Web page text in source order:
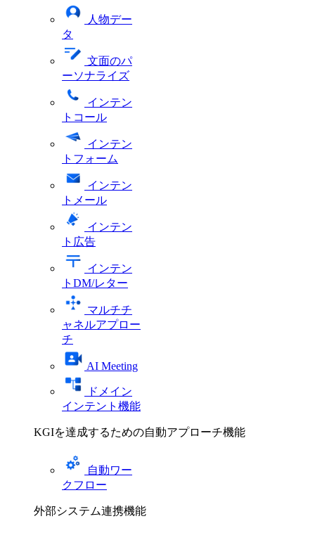
人物デー
タ
文面のパ
ーソナライズ
インテン
トコール
インテン
トフォーム
インテン
トメール
インテン
ト広告
インテン
トDM/レター
マルチチ
ャネルアプロー
チ
AI Meeting
ドメイン
インテント機能
KGIを達成するための自動アプローチ機能
自動ワー
クフロー
外部システム連携機能